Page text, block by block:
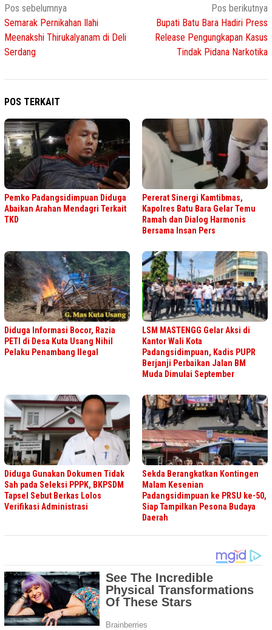
Navigasi
pos
Pos sebelumnya
Semarak Pernikahan Ilahi
Meenakshi Thirukalyanam di Deli
Serdang
Pos berikutnya
Bupati Batu Bara Hadiri Press
Release Pengungkapan Kasus
Tindak Pidana Narkotika
POS TERKAIT
Pemko Padangsidimpuan Diduga
Abaikan Arahan Mendagri Terkait
TKD
Pererat Sinergi Kamtibmas,
Kapolres Batu Bara Gelar Temu
Ramah dan Dialog Harmonis
Bersama Insan Pers
Diduga Informasi Bocor, Razia
PETI di Desa Kuta Usang Nihil
Pelaku Penambang Ilegal
LSM MASTENGG Gelar Aksi di
Kantor Wali Kota
Padangsidimpuan, Kadis PUPR
Berjanji Perbaikan Jalan BM
Muda Dimulai September
Diduga Gunakan Dokumen Tidak
Sah pada Seleksi PPPK, BKPSDM
Tapsel Sebut Berkas Lolos
Verifikasi Administrasi
Sekda Berangkatkan Kontingen
Malam Kesenian
Padangsidimpuan ke PRSU ke-50,
Siap Tampilkan Pesona Budaya
Daerah